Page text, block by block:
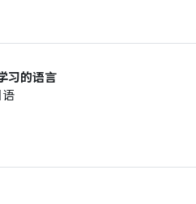
习的语言
语